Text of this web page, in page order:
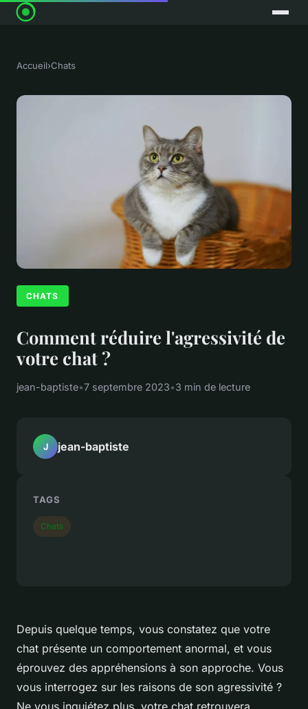
Accueil›Chats
CHATS
Comment réduire l'agressivité de
votre chat ?
jean-baptiste•7 septembre 2023•3 min de lecture
Depuis quelque temps, vous constatez que votre
chat présente un comportement anormal, et vous
éprouvez des appréhensions à son approche. Vous
vous interrogez sur les raisons de son agressivité ?
Ne vous inquiétez plus, votre chat retrouvera
J jean-baptiste
TAGS
Chats